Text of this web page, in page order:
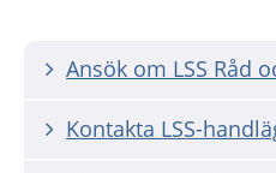
Ansök om LSS Råd
Kontakta LSS-